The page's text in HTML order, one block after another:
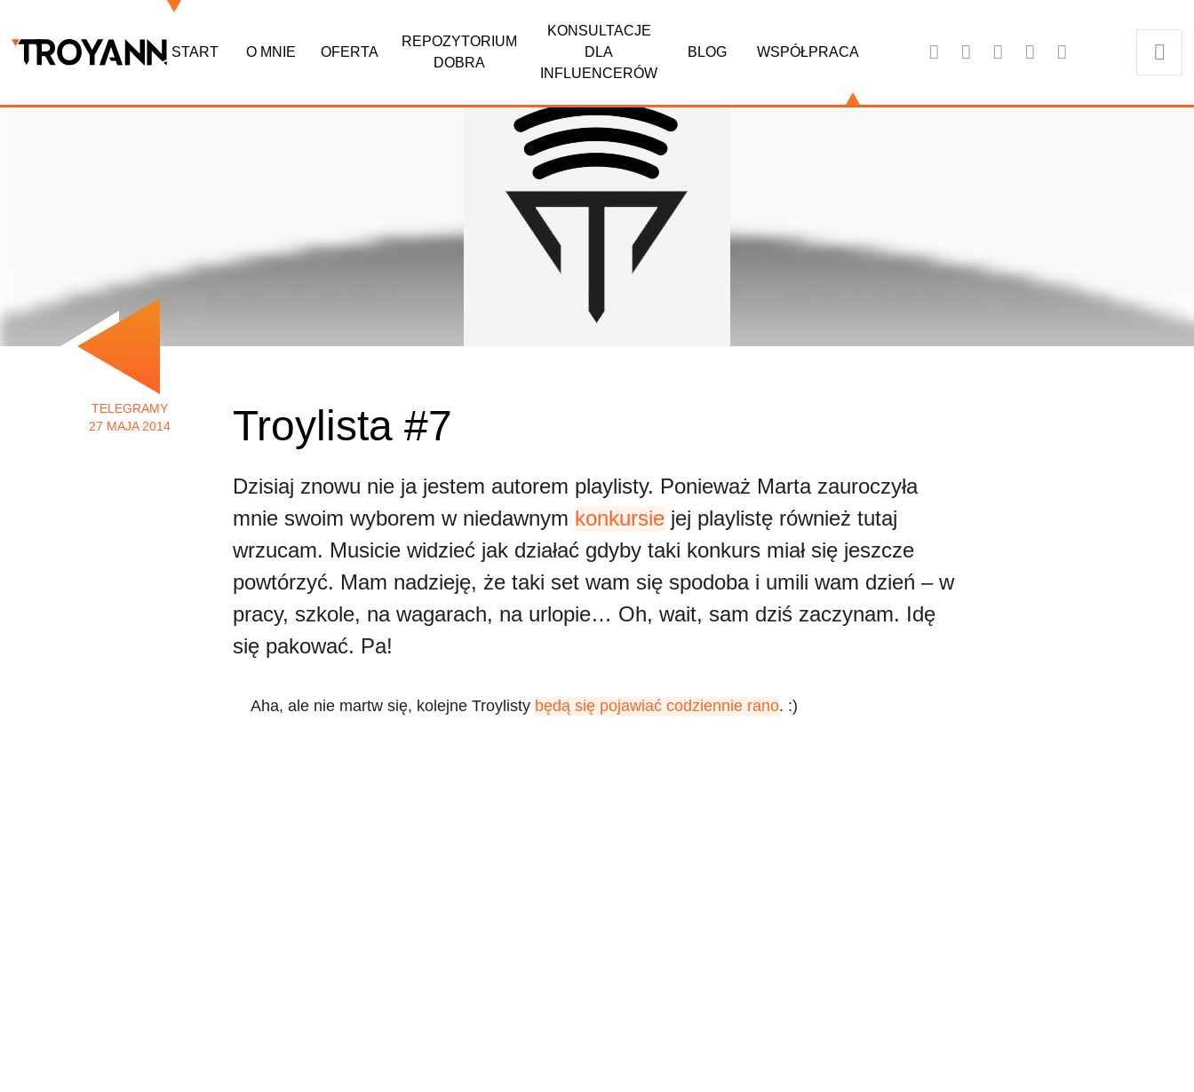
START O MNIE OFERTA
REPOZYTORIUM
DOBRA
KONSULTACJE
DLA
INFLUENCERÓW
BLOG WSPÓŁPRACA
TELEGRAMY
27 MAJA 2014
Troylista #7
Dzisiaj znowu nie ja jestem autorem playlisty. Ponieważ Marta zauroczyła
mnie swoim wyborem w niedawnym konkursie jej playlistę również tutaj
wrzucam. Musicie widzieć jak działać gdyby taki konkurs miał się jeszcze
powtórzyć. Mam nadzieję, że taki set wam się spodoba i umili wam dzień – w
pracy, szkole, na wagarach, na urlopie… Oh, wait, sam dziś zaczynam. Idę
się pakować. Pa!
Aha, ale nie martw się, kolejne Troylisty będą się pojawiać codziennie rano. :)